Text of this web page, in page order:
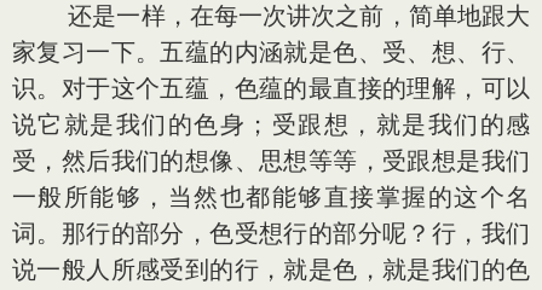
还是一样，在每一次讲次之前，简单地跟大
家复习一下。五蕴的内涵就是色、受、想、行、
识。对于这个五蕴，色蕴的最直接的理解，可以
说它就是我们的色身；受跟想，就是我们的感
受，然后我们的想像、思想等等，受跟想是我们
一般所能够，当然也都能够直接掌握的这个名
词。那行的部分，色受想行的部分呢？行，我们
说一般人所感受到的行，就是色，就是我们的色